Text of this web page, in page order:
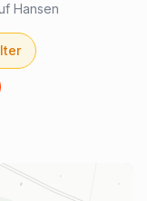
Hansen